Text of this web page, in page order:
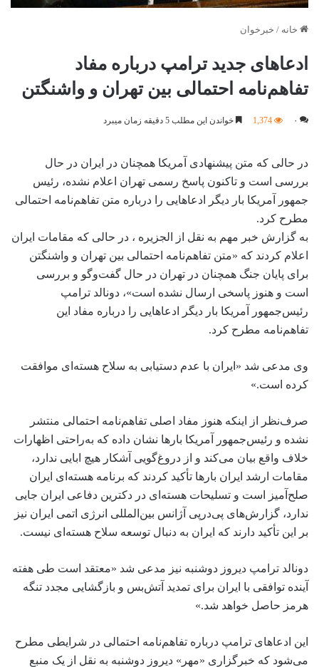
خانه / خبرخوان
ادعاهای جدید ترامپ درباره مفاد
تفاهم‌نامه احتمالی بین تهران و واشنگتن
۰ 1,374 خواندن این مطلب 5 دقیقه زمان میبرد
در حالی که متن پیشنهادی آمریکا همچنان در ایران در حال
بررسی است و تاکنون پاسخ رسمی تهران اعلام نشده، رئیس
جمهور آمریکا بار دیگر ادعاهایی را درباره متن تفاهم‌نامه احتمالی
مطرح کرد.
به گزارش خبر مهم به نقل از الجزیره ، در حالی که مقامات ایران
اعلام کردند که «متن تفاهم‌نامه احتمالی بین تهران و واشنگتن
برای پایان جنگ همچنان در تهران در حال گفت‌وگو و بررسی
است و هنوز پاسخی ارسال نشده است»، دونالد ترامپ
رئیس‌جمهور آمریکا بار دیگر ادعاهایی را درباره مفاد این
تفاهم‌نامه مطرح کرد.
وی مدعی شد «ایران با عدم دستیابی به سلاح هسته‌ای موافقت
کرده است.»
صرف‌نظر از اینکه هنوز مفاد اصلی تفاهم‌نامه احتمالی منتشر
نشده و رئیس‌جمهور آمریکا بارها نشان داده که به‌راحتی اظهارات
خلاف واقع بیان می‌کند و از دروغ‌گویی آشکار هیچ ابایی ندارد،
مقامات ارشد ایران بارها تأکید کردند که برنامه هسته‌ای ایران
صلح‌آمیز است و تسلیحات هسته‌ای در دکترین دفاعی ایران جایی
ندارد، گزارش‌های پی‌درپی آژانس بین‌المللی انرژی اتمی ایران نیز
بر این تأکید دارند که ایران به دنبال توسعه سلاح هسته‌ای نیست.
دونالد ترامپ دیروز دوشنبه نیز مدعی شد «معتقد است طی هفته
آینده توافقی با ایران برای تمدید آتش‌بس و بازگشایی مجدد تنگه
هرمز حاصل خواهد شد.»
این ادعاهای ترامپ درباره تفاهم‌نامه احتمالی در شرایطی مطرح
می‌شود که خبرگزاری «مهر» دیروز دوشنبه به نقل از یک منبع